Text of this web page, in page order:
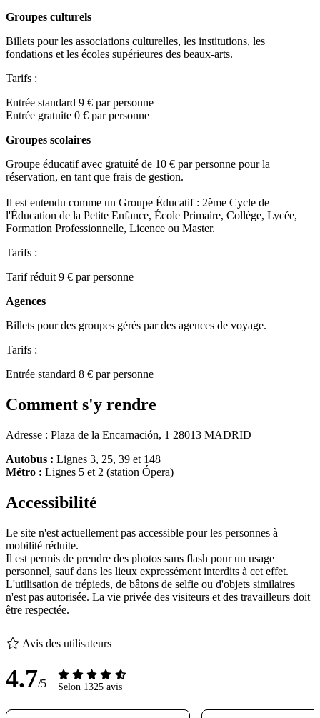
Groupes culturels
Billets pour les associations culturelles, les institutions, les
fondations et les écoles supérieures des beaux-arts.
Tarifs :
Entrée standard 9 € par personne
Entrée gratuite 0 € par personne
Groupes scolaires
Groupe éducatif avec gratuité de 10 € par personne pour la
réservation, en tant que frais de gestion.
Il est entendu comme un Groupe Éducatif : 2ème Cycle de
l'Éducation de la Petite Enfance, École Primaire, Collège, Lycée,
Formation Professionnelle, Licence ou Master.
Tarifs :
Tarif réduit 9 € par personne
Agences
Billets pour des groupes gérés par des agences de voyage.
Tarifs :
Entrée standard 8 € par personne
Comment s'y rendre
Adresse : Plaza de la Encarnación, 1 28013 MADRID
Autobus : Lignes 3, 25, 39 et 148
Métro : Lignes 5 et 2 (station Ópera)
Accessibilité
Le site n'est actuellement pas accessible pour les personnes à
mobilité réduite.
Il est permis de prendre des photos sans flash pour un usage
personnel, sauf dans les lieux expressément interdits à cet effet.
L'utilisation de trépieds, de bâtons de selfie ou d'objets similaires
n'est pas autorisée. La vie privée des visiteurs et des travailleurs doit
être respectée.
Avis des utilisateurs
4.7/5 Selon 1325 avis